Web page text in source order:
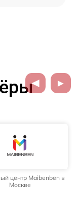
центр Maibenben в
Москве